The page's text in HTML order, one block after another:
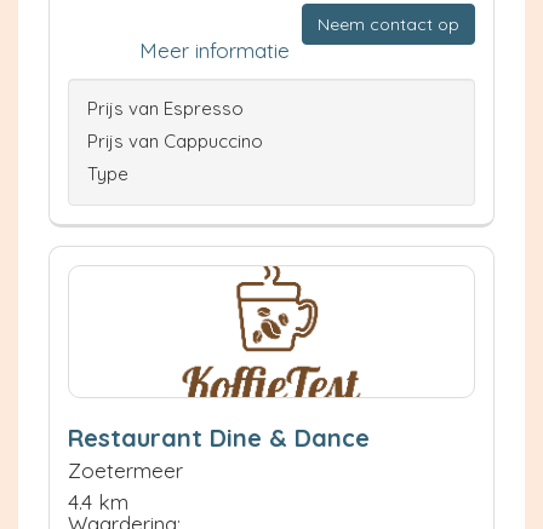
Neem contact op
Meer informatie
Prijs van Espresso
Prijs van Cappuccino
Type
Restaurant Dine & Dance
Zoetermeer
4.4 km
Waardering: